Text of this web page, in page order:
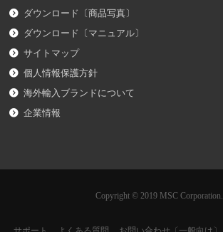
ダウンロード〔商品写真〕
ダウンロード〔マニュアル〕
サイトマップ
個人情報保護方針
海外輸入ブランドについて
企業情報
Copyright © 2019 MSC Corporation.